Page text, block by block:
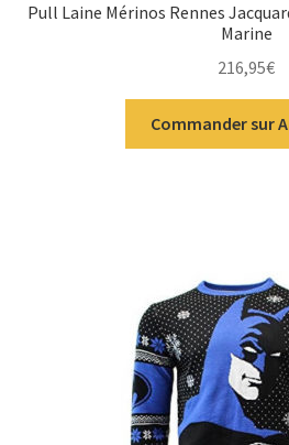
Pull Laine Mérinos Rennes
Marine
216,95€
Commander sur